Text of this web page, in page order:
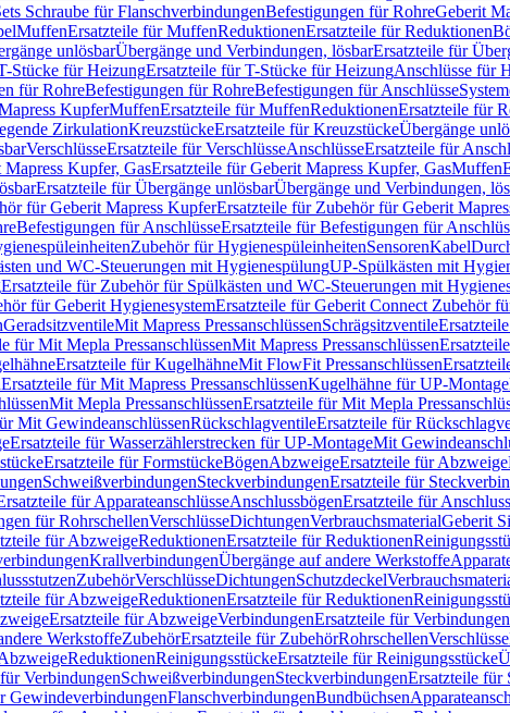
Schraube für FlanschverbindungenBefestigungen für RohreGeberit
MuffenErsatzteile für MuffenReduktionenErsatzteile für Reduktionen
unlösbarÜbergänge und Verbindungen, lösbarErsatzteile für
Stücke für HeizungErsatzteile für T-Stücke für HeizungAnschlüsse für
für RohreBefestigungen für RohreBefestigungen für Anschlüsse
KupferMuffenErsatzteile für MuffenReduktionenErsatzteile für
ZirkulationKreuzstückeErsatzteile für KreuzstückeÜbergänge
VerschlüsseErsatzteile für VerschlüsseAnschlüsseErsatzteile für
Mapress Kupfer, GasErsatzteile für Geberit Mapress Kupfer, GasMuffen
Ersatzteile für Übergänge unlösbarÜbergänge und Verbindungen,
für Geberit Mapress KupferErsatzteile für Zubehör für Geberit
Befestigungen für AnschlüsseErsatzteile für Befestigungen für
Zubehör für HygienespüleinheitenSensorenKabel
und WC-Steuerungen mit HygienespülungUP-Spülkästen mit
Ersatzteile für Zubehör für Spülkästen und WC-Steuerungen mit
für Geberit HygienesystemErsatzteile für Geberit Connect Zubehör
GeradsitzventileMit Mapress PressanschlüssenSchrägsitzventile
für Mit Mepla PressanschlüssenMit Mapress Pressanschlüssen
Ersatzteile für KugelhähneMit FlowFit Pressanschlüssen
Ersatzteile für Mit Mapress PressanschlüssenKugelhähne für UP-Montage
Mit Mepla PressanschlüssenErsatzteile für Mit Mepla
Mit GewindeanschlüssenRückschlagventileErsatzteile für
Ersatzteile für Wasserzählerstrecken für UP-MontageMit
Ersatzteile für FormstückeBögenAbzweigeErsatzteile für Abzweige
SchweißverbindungenSteckverbindungenErsatzteile für
für ApparateanschlüsseAnschlussbögenErsatzteile für
für RohrschellenVerschlüsseDichtungenVerbrauchsmaterialGeberit
für AbzweigeReduktionenErsatzteile für Reduktionen
KrallverbindungenÜbergänge auf andere Werkstoffe
ZubehörVerschlüsseDichtungenSchutzdeckel
für AbzweigeReduktionenErsatzteile für Reduktionen
Ersatzteile für AbzweigeVerbindungenErsatzteile für Verbindungen
WerkstoffeZubehörErsatzteile für ZubehörRohrschellenVerschlüsse
ReduktionenReinigungsstückeErsatzteile für Reinigungsstücke
VerbindungenSchweißverbindungenSteckverbindungenErsatzteile für
GewindeverbindungenFlanschverbindungenBundbüchsen